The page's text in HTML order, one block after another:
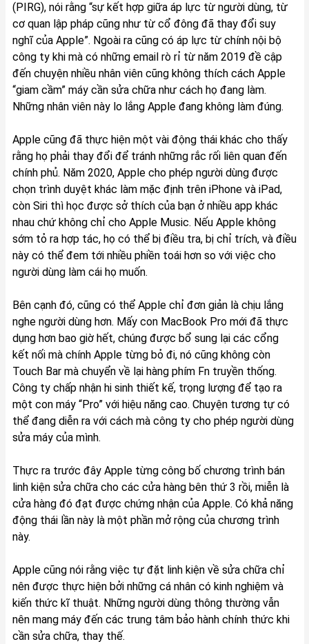
(PIRG), nói rằng “sự kết hợp giữa áp lực từ người dùng, từ
cơ quan lập pháp cũng như từ cổ đông đã thay đổi suy
nghĩ của Apple”. Ngoài ra cũng có áp lực từ chính nội bộ
công ty khi mà có những email rò rỉ từ năm 2019 đề cập
đến chuyện nhiều nhân viên cũng không thích cách Apple
“giam cầm” máy cần sửa chữa như cách họ đang làm.
Những nhân viên này lo lắng Apple đang không làm đúng.
Apple cũng đã thực hiện một vài động thái khác cho thấy
rằng họ phải thay đổi để tránh những rắc rối liên quan đến
chính phủ. Năm 2020, Apple cho phép người dùng được
chọn trình duyệt khác làm mặc định trên iPhone và iPad,
còn Siri thì học được sở thích của bạn ở nhiều app khác
nhau chứ không chỉ cho Apple Music. Nếu Apple không
sớm tỏ ra hợp tác, họ có thể bị điều tra, bị chỉ trích, và điều
này có thể đem tới nhiều phiền toái hơn so với việc cho
người dùng làm cái họ muốn.
Bên cạnh đó, cũng có thể Apple chỉ đơn giản là chịu lắng
nghe người dùng hơn. Mấy con MacBook Pro mới đã thực
dụng hơn bao giờ hết, chúng được bổ sung lại các cổng
kết nối mà chính Apple từng bỏ đi, nó cũng không còn
Touch Bar mà chuyển về lại hàng phím Fn truyền thống.
Công ty chấp nhận hi sinh thiết kế, trọng lượng để tạo ra
một con máy “Pro” với hiệu năng cao. Chuyện tương tự có
thể đang diễn ra với cách mà công ty cho phép người dùng
sửa máy của mình.
Thực ra trước đây Apple từng công bố chương trình bán
linh kiện sửa chữa cho các cửa hàng bên thứ 3 rồi, miễn là
cửa hàng đó đạt được chứng nhận của Apple. Có khả năng
động thái lần này là một phần mở rộng của chương trình
này.
Apple cũng nói rằng việc tự đặt linh kiện về sửa chữa chỉ
nên được thực hiện bởi những cá nhân có kinh nghiệm và
kiến thức kĩ thuật. Những người dùng thông thường vẫn
nên mang máy đến các trung tâm bảo hành chính thức khi
cần sửa chữa, thay thế.